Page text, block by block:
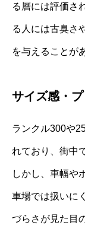
る層には評価さ
る人には古臭さ
を与えることが
サイズ感・
ランクル300や
れており、街中
しかし、車幅や
車場では扱いに
づらさが見た目